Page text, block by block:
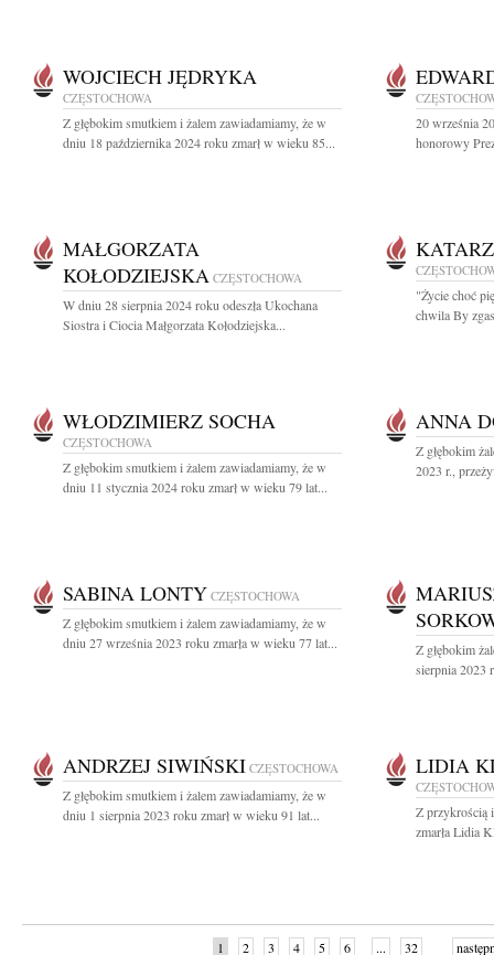
WOJCIECH JĘDRYKA
CZĘSTOCHOWA
Z głębokim smutkiem i żalem zawiadamiamy, że w
dniu 18 października 2024 roku zmarł w wieku 85...
20 września
honorowy
MAŁGORZATA
KOŁODZIEJSKA CZĘSTOCHOWA
W dniu 28 sierpnia 2024 roku odeszła Ukochana
Siostra i Ciocia Małgorzata Kołodziejska...
"Życie choć
chwila By
WŁODZIMIERZ SOCHA
CZĘSTOCHOWA
Z głębokim smutkiem i żalem zawiadamiamy, że w
dniu 11 stycznia 2024 roku zmarł w wieku 79 lat...
ANNA
Z głębokim
2023 r.,
SABINA LONTY CZĘSTOCHOWA
Z głębokim smutkiem i żalem zawiadamiamy, że w
dniu 27 września 2023 roku zmarła w wieku 77 lat...
Z głębokim
sierpnia 2023
ANDRZEJ SIWIŃSKI CZĘSTOCHOWA
Z głębokim smutkiem i żalem zawiadamiamy, że w
dniu 1 sierpnia 2023 roku zmarł w wieku 91 lat...
LIDIA
Z przykrością
zmarła Lidia
1 2 3 4 5 6 ... 32